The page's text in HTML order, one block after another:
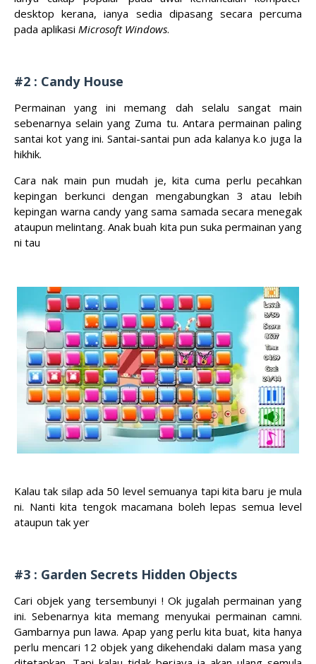
desktop kerana, ianya sedia dipasang secara percuma
pada aplikasi Microsoft Windows.
#2 : Candy House
Permainan yang ini memang dah selalu sangat main
sebenarnya selain yang Zuma tu. Antara permainan paling
santai kot yang ini. Santai-santai pun ada kalanya k.o juga la
hikhik.
Cara nak main pun mudah je, kita cuma perlu pecahkan
kepingan berkunci dengan mengabungkan 3 atau lebih
kepingan warna candy yang sama samada secara menegak
ataupun melintang. Anak buah kita pun suka permainan yang
ni tau
Kalau tak silap ada 50 level semuanya tapi kita baru je mula
ni. Nanti kita tengok macamana boleh lepas semua level
ataupun tak yer
#3 : Garden Secrets Hidden Objects
Cari objek yang tersembunyi ! Ok jugalah permainan yang
ini. Sebenarnya kita memang menyukai permainan camni.
Gambarnya pun lawa. Apap yang perlu kita buat, kita hanya
perlu mencari 12 objek yang dikehendaki dalam masa yang